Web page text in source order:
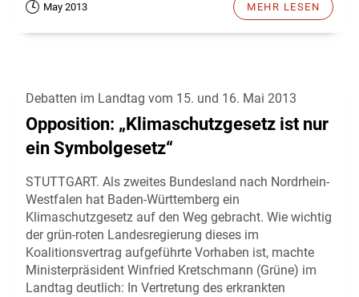
May 2013 MEHR LESEN
Debatten im Landtag vom 15. und 16. Mai 2013
Opposition: „Klimaschutzgesetz ist nur
ein Symbolgesetz“
STUTTGART. Als zweites Bundesland nach Nordrhein-
Westfalen hat Baden-Württemberg ein
Klimaschutzgesetz auf den Weg gebracht. Wie wichtig
der grün-roten Landesregierung dieses im
Koalitionsvertrag aufgeführte Vorhaben ist, machte
Ministerpräsident Winfried Kretschmann (Grüne) im
Landtag deutlich: In Vertretung des erkrankten